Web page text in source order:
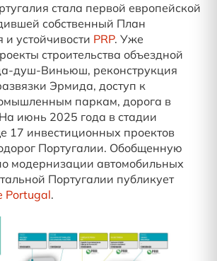
стала первой европейской
собственный План
и устойчивости PRP. Уже
строительства объездной
душ-Виньюш, реконструкция
Эрмида, доступ к
паркам, дорога в
июнь 2025 года в стадии
17 инвестиционных проектов
Португалии. Обобщенную
модернизации автомобильных
Португалии публикует
Portugal.